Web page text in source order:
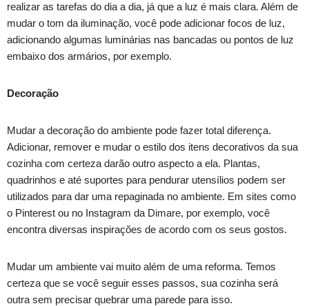
realizar as tarefas do dia a dia, já que a luz é mais clara. Além de
mudar o tom da iluminação, você pode adicionar focos de luz,
adicionando algumas luminárias nas bancadas ou pontos de luz
embaixo dos armários, por exemplo.
Decoração
Mudar a decoração do ambiente pode fazer total diferença.
Adicionar, remover e mudar o estilo dos itens decorativos da sua
cozinha com certeza darão outro aspecto a ela. Plantas,
quadrinhos e até suportes para pendurar utensílios podem ser
utilizados para dar uma repaginada no ambiente. Em sites como
o Pinterest ou no Instagram da Dimare, por exemplo, você
encontra diversas inspirações de acordo com os seus gostos.
Mudar um ambiente vai muito além de uma reforma. Temos
certeza que se você seguir esses passos, sua cozinha será
outra sem precisar quebrar uma parede para isso.